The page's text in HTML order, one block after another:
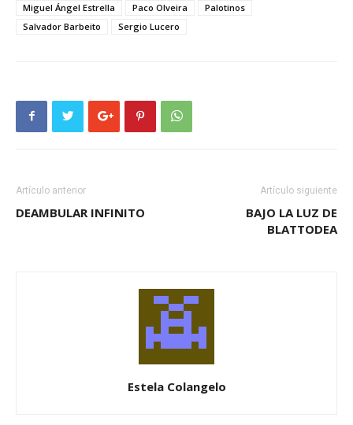
Miguel Ángel Estrella
Paco Olveira
Palotinos
Salvador Barbeito
Sergio Lucero
Artículo anterior
DEAMBULAR INFINITO
Artículo siguiente
BAJO LA LUZ DE
BLATTODEA
Estela Colangelo